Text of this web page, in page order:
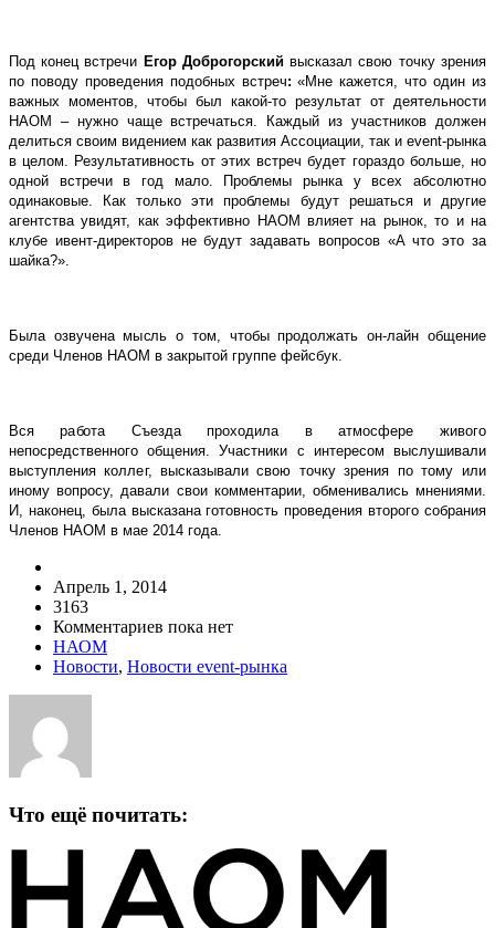
Под конец встречи Егор Доброгорскийвысказал свою точку зрения
по поводу проведения подобных встреч: «Мне кажется, что один из
важных моментов, чтобы был какой-то результат от деятельности
НАОМ – нужно чаще встречаться. Каждый из участников должен
делиться своим видением как развития Ассоциации, так и event-рынка
в целом. Результативность от этих встреч будет гораздо больше, но
одной встречи в год мало. Проблемы рынка у всех абсолютно
одинаковые. Как только эти проблемы будут решаться и другие
агентства увидят, как эффективно НАОМ влияет на рынок, то и на
клубе ивент-директоров не будут задавать вопросов «А что это за
шайка?».
Была озвучена мысль о том, чтобы продолжать он-лайн общение
среди Членов НАОМ в закрытой группе фейсбук.
Вся работа Съезда проходила в атмосфере живого
непосредственного общения. Участники с интересом выслушивали
выступления коллег, высказывали свою точку зрения по тому или
иному вопросу, давали свои комментарии, обменивались мнениями.
И, наконец, была высказана готовность проведения второго собрания
Членов НАОМ в мае 2014 года.
Апрель 1, 2014
3163
Комментариев пока нет
НАОМ
Новости, Новости event-рынка
Что ещё почитать: